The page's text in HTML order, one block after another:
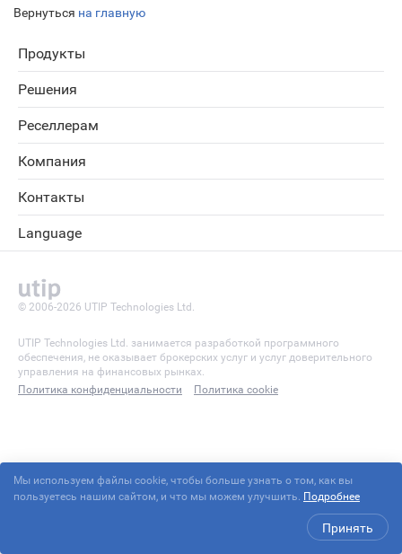
Мы используем файлы cookie, чтобы больше узнать о том, как вы
пользуетесь нашим сайтом, и что мы можем улучшить. Подробнее
Принять
Вернуться на главную
Продукты
Решения
Реселлерам
Компания
Контакты
Language
© 2006-2026 UTIP Technologies Ltd.
UTIP Technologies Ltd. занимается разработкой программного
обеспечения, не оказывает брокерских услуг и услуг доверительного
управления на финансовых рынках.
Политика конфиденциальности
Политика cookie